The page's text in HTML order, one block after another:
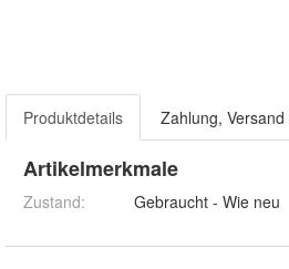
Produktdetails Zahlung,
Artikelmerkmale
Zustand: Gebraucht - Wie neu